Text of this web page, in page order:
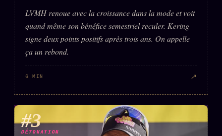
LVMH renoue avec la croissance dans la mode et voit
quand même son bénéfice semestriel reculer. Kering
signe deux points positifs après trois ans. On appelle
ça un rebond.
6 MIN ↗
#3
DÉTONATION